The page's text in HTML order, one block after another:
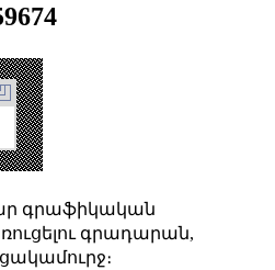
գրաֆիկական
գրադարան,
ցցակամուրջ։